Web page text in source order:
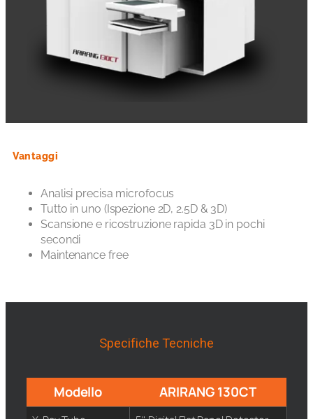
Vantaggi
Analisi precisa microfocus
Tutto in uno (Ispezione 2D, 2.5D & 3D)
Scansione e ricostruzione rapida 3D in pochi
secondi
Maintenance free
Specifiche Tecniche
Modello ARIRANG 130CT